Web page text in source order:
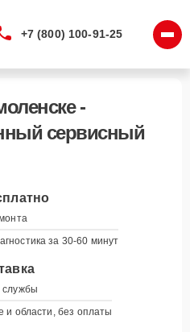
+7 (800) 100-91-25
-
сервисный
за 30-60 минут
службы
и области, без оплаты